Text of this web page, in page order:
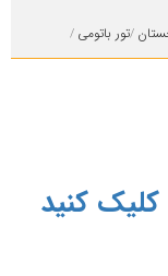
تور باتومی
کنید